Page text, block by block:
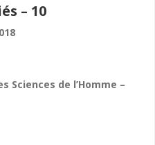
– 10
Sciences de l’Homme –